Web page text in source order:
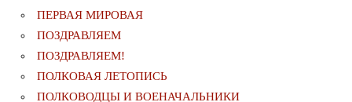
ПЕРВАЯ МИРОВАЯ
ПОЗДРАВЛЯЕМ
ПОЗДРАВЛЯЕМ!
ПОЛКОВАЯ ЛЕТОПИСЬ
ПОЛКОВОДЦЫ И ВОЕНАЧАЛЬНИКИ